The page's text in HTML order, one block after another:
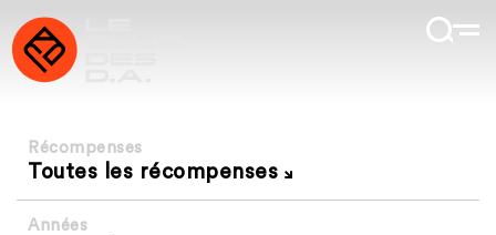
Récompenses
Toutes les récompenses
Années